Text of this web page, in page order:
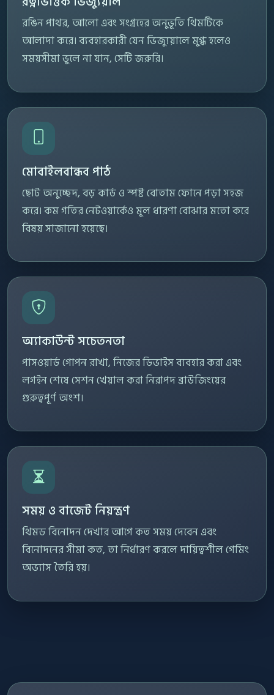
রঙিন পাথর, আলো এবং সংগ্রহের অনুভূতি থিমটিকে
আলাদা করে। ব্যবহারকারী যেন ভিজ্যুয়ালে মুগ্ধ হলেও
সময়সীমা ভুলে না যান, সেটি জরুরি।
মোবাইলবান্ধব পাঠ
ছোট অনুচ্ছেদ, বড় কার্ড ও স্পষ্ট বোতাম ফোনে পড়া সহজ
করে। কম গতির নেটওয়ার্কেও মূল ধারণা বোঝার মতো করে
বিষয় সাজানো হয়েছে।
অ্যাকাউন্ট সচেতনতা
পাসওয়ার্ড গোপন রাখা, নিজের ডিভাইস ব্যবহার করা এবং
লগইন শেষে সেশন খেয়াল করা নিরাপদ ব্রাউজিংয়ের
গুরুত্বপূর্ণ অংশ।
সময় ও বাজেট নিয়ন্ত্রণ
থিমড বিনোদন দেখার আগে কত সময় দেবেন এবং
বিনোদনের সীমা কত, তা নির্ধারণ করলে দায়িত্বশীল গেমিং
অভ্যাস তৈরি হয়।